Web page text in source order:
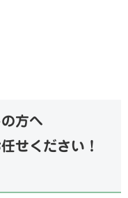
方へ
せください！